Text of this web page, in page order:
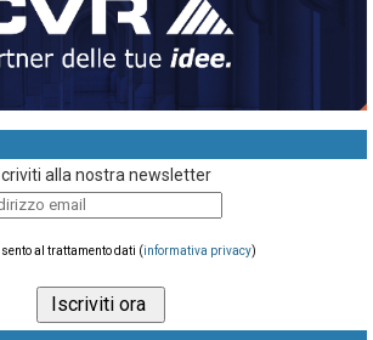
alla nostra newsletter
al trattamento dati (informativa privacy)